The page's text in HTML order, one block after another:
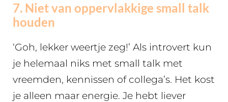
7. Niet van oppervlakkige small talk
houden
‘Goh, lekker weertje zeg!’ Als introvert kun
je helemaal niks met small talk met
vreemden, kennissen of collega’s. Het kost
je alleen maar energie. Je hebt liever